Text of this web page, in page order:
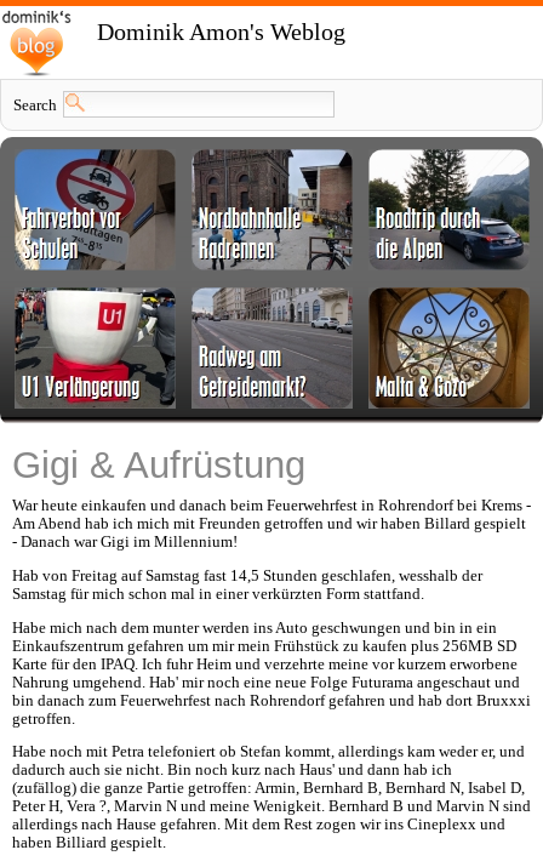
Dominik Amon's Weblog
Search
Gigi & Aufrüstung
War heute einkaufen und danach beim Feuerwehrfest in Rohrendorf bei Krems -
Am Abend hab ich mich mit Freunden getroffen und wir haben Billard gespielt
- Danach war Gigi im Millennium!
Hab von Freitag auf Samstag fast 14,5 Stunden geschlafen, wesshalb der
Samstag für mich schon mal in einer verkürzten Form stattfand.
Habe mich nach dem munter werden ins Auto geschwungen und bin in ein
Einkaufszentrum gefahren um mir mein Frühstück zu kaufen plus 256MB SD
Karte für den IPAQ. Ich fuhr Heim und verzehrte meine vor kurzem erworbene
Nahrung umgehend. Hab' mir noch eine neue Folge Futurama angeschaut und
bin danach zum Feuerwehrfest nach Rohrendorf gefahren und hab dort Bruxxxi
getroffen.
Habe noch mit Petra telefoniert ob Stefan kommt, allerdings kam weder er, und
dadurch auch sie nicht. Bin noch kurz nach Haus' und dann hab ich
(zufällog) die ganze Partie getroffen: Armin, Bernhard B, Bernhard N, Isabel D,
Peter H, Vera ?, Marvin N und meine Wenigkeit. Bernhard B und Marvin N sind
allerdings nach Hause gefahren. Mit dem Rest zogen wir ins Cineplexx und
haben Billiard gespielt.